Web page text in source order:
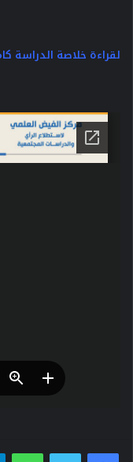
لقراءة خلاصة الدراسة
فيسبوك واتساب